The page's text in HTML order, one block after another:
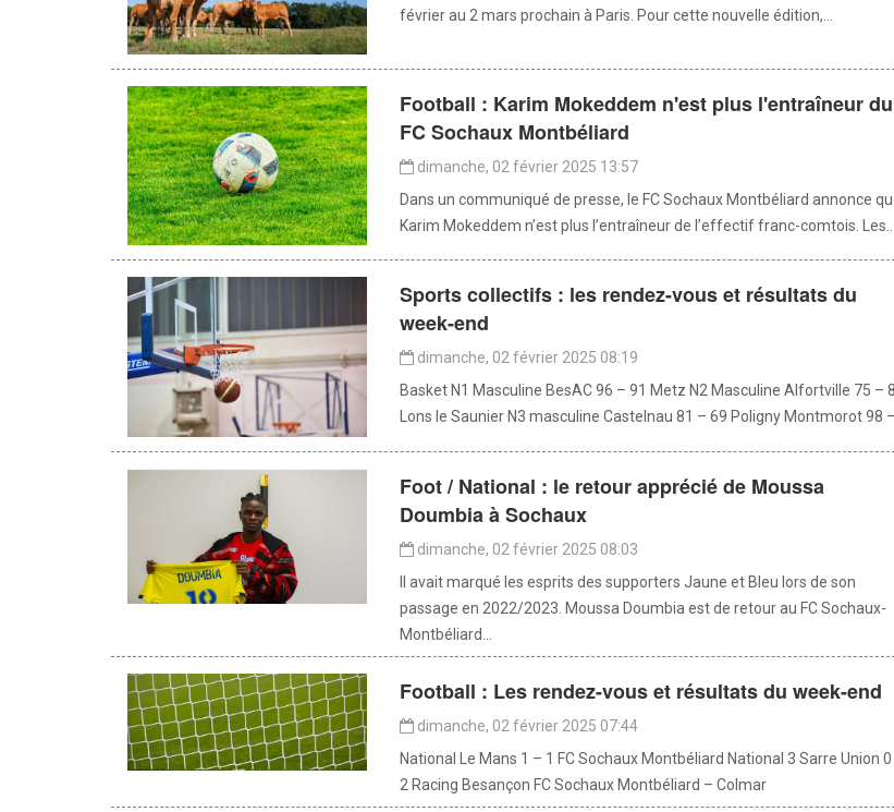
février au 2 mars prochain à Paris. Pour cette nouvelle édition,...
Football : Karim Mokeddem n'est plus l'entraîneur du
FC Sochaux Montbéliard
dimanche, 02 février 2025 13:57
Dans un communiqué de presse, le FC Sochaux Montbéliard annonce
Karim Mokeddem n’est plus l’entraîneur de l’effectif franc-comtois. Les...
Sports collectifs : les rendez-vous et résultats du
week-end
dimanche, 02 février 2025 08:19
Basket N1 Masculine BesAC 96 – 91 Metz N2 Masculine Alfortville 75 –
Lons le Saunier N3 masculine Castelnau 81 – 69 Poligny Montmorot 98
Foot / National : le retour apprécié de Moussa
Doumbia à Sochaux
dimanche, 02 février 2025 08:03
Il avait marqué les esprits des supporters Jaune et Bleu lors de son
passage en 2022/2023. Moussa Doumbia est de retour au FC Sochaux-
Montbéliard...
Football : Les rendez-vous et résultats du week-end
dimanche, 02 février 2025 07:44
National Le Mans 1 – 1 FC Sochaux Montbéliard National 3 Sarre Union
2 Racing Besançon FC Sochaux Montbéliard – Colmar